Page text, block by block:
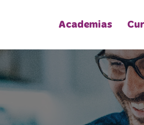
Academias